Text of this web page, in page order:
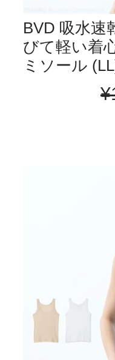
BVD 吸水速
びて軽い着
ミソール
¥